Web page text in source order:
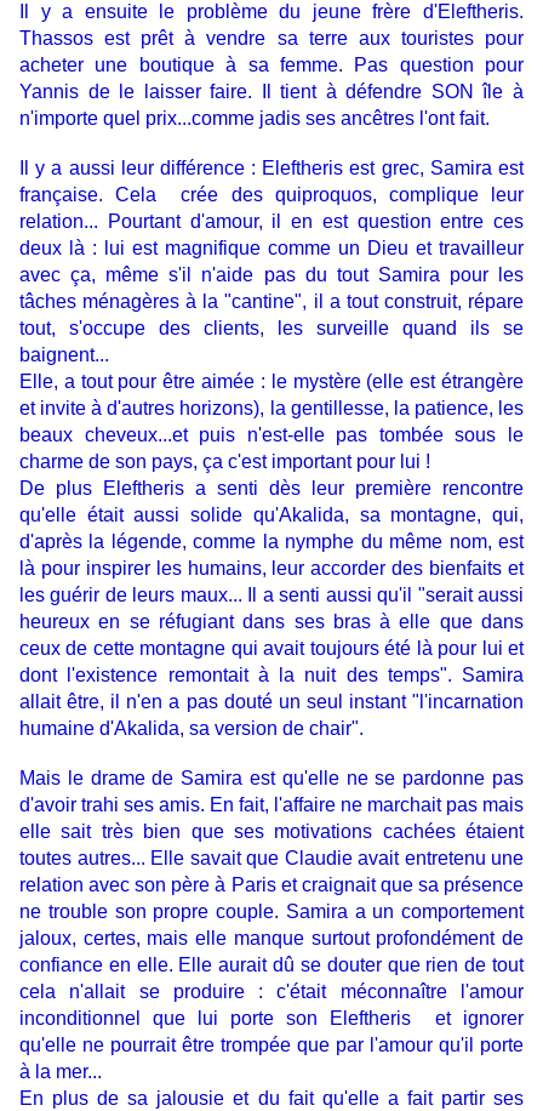
Il y a ensuite le problème du jeune frère d'Eleftheris.
Thassos est prêt à vendre sa terre aux touristes pour
acheter une boutique à sa femme. Pas question pour
Yannis de le laisser faire. Il tient à défendre SON île à
n'importe quel prix...comme jadis ses ancêtres l'ont fait.
Il y a aussi leur différence : Eleftherisest grec, Samira est
française. Cela crée des quiproquos, complique leur
relation... Pourtant d'amour, il en est question entre ces
deux là : lui est magnifique comme un Dieu et travailleur
avec ça, même s'il n'aide pas du tout Samira pour les
tâches ménagères à la "cantine", il a tout construit, répare
tout, s'occupe des clients, les surveille quand ils se
baignent...
Elle, a tout pour être aimée : le mystère (elle est étrangère
et invite à d'autres horizons), la gentillesse, la patience, les
beaux cheveux...et puis n'est-elle pas tombée sous le
charme de son pays, ça c'est important pour lui !
De plus
Eleftheris a senti dès leur première rencontre
qu'elle était aussi solide qu'Akalida, sa montagne, qui,
d'après la légende, comme la nymphe du même nom, est
là pour inspirer les humains, leur accorder des bienfaits et
les guérir de leurs maux... Il a senti aussi qu'il "serait aussi
heureux en se réfugiant dans ses bras à elle que dans
ceux de cette montagne qui avait toujours été là pour lui et
dont l'existence remontait à la nuit des temps". Samira
allait être, il n'en a pas douté un seul instant "l'incarnation
humaine d'Akalida, sa version de chair".
Mais le drame de Samira est qu'elle ne se pardonne pas
d'avoir trahi ses amis. En fait, l'affaire ne marchait pas mais
elle sait très bien que ses motivations cachées étaient
toutes autres... Elle savait que Claudie avait entretenu une
relation avec son père à Paris et craignait que sa présence
ne trouble son propre couple. Samira a un comportement
jaloux, certes, mais elle manque surtout profondément de
confiance en elle. Elle aurait dû se douter que rien de tout
cela n'allait se produire : c'était méconnaître l'amour
inconditionnel que lui porte son Eleftheris et ignorer
qu'elle ne pourrait être trompée que par l'amour qu'il porte
à la mer...
En plus de sa jalousie et du fait qu'elle a fait partir ses